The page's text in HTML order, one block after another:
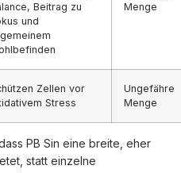
Beitrag zu
und
Menge
Zellen vor
Stress
Ungefähre
Menge
PB Sin eine breite, eher
statt einzelne